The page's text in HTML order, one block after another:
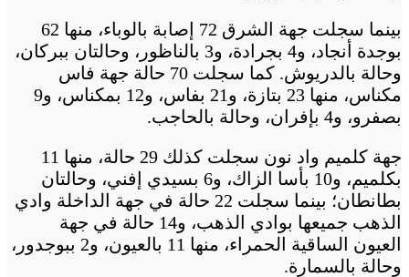
بينما سجلت جهة الشرق 72 إصابة بالوباء، منها 62
بوجدة أنجاد، و4 بجرادة، و3 بالناظور، وحالتان ببركان،
وحالة بالدريوش. كما سجلت 70 حالة جهة فاس
مكناس، منها 23 بتازة، و21 بفاس، و12 بمكناس، و9
بصفرو، و4 بإفران، وحالة بالحاجب.
جهة كلميم واد نون سجلت كذلك 29 حالة، منها 11
بكلميم، و10 بأسا الزاك، و6 بسيدي إفني، وحالتان
بطانطان؛ بينما سجلت 22 حالة في جهة الداخلة وادي
الذهب جميعها بوادي الذهب، و14 حالة في جهة
العيون الساقية الحمراء، منها 11 بالعيون، و2 ببوجدور،
وحالة بالسمارة.